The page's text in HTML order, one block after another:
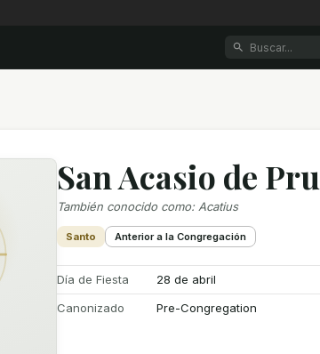
San Acasio de
También conocido como: Acatius
Santo Anterior a la Congregación
Día de Fiesta
28 de abril
Canonizado
Pre-Congregation